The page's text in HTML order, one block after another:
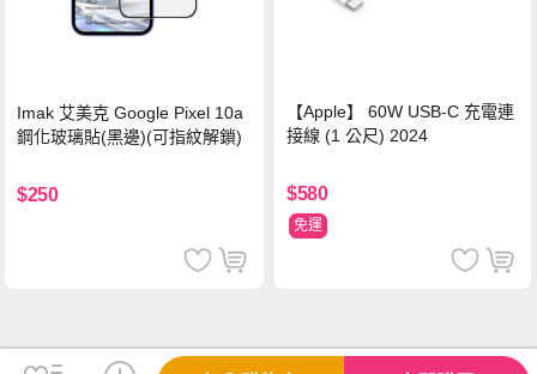
Imak 艾美克 Google Pixel 10a
鋼化玻璃貼(黑邊)(可指紋解鎖)
$250
【Apple】 60W USB-C 充電連
接線 (1 公尺) 2024
$580
免運